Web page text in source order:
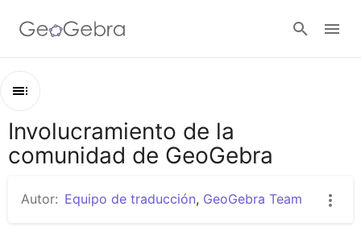
Kapitel
Involucramiento de la comunidad de GeoGebra
Involucramiento de la
comunidad de GeoGebra
Autor: Equipo de traducción, GeoGebra Team